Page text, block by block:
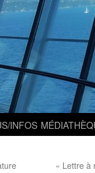
INFOS
« Lettre